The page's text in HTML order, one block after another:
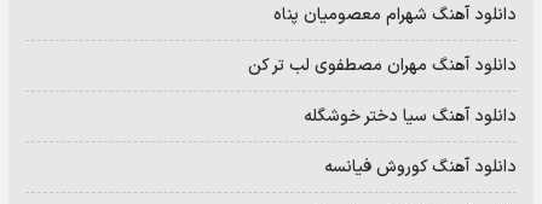
دانلود آهنگ شهرام معصومیان پناه
دانلود آهنگ مهران مصطفوی لب تر کن
دانلود آهنگ سیا دختر خوشگله
دانلود آهنگ کوروش فیانسه